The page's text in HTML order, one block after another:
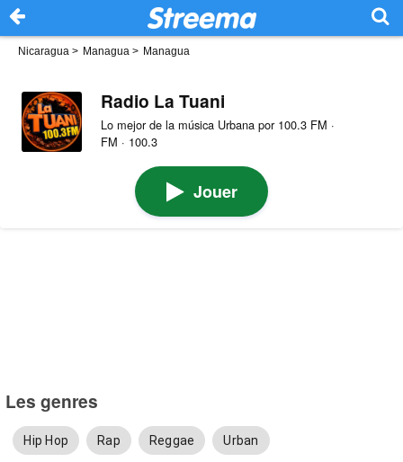
Nicaragua > Managua > Managua
Radio La Tuani
Lo mejor de la música Urbana por 100.3 FM ·
FM · 100.3
Jouer
Les genres
Hip Hop Rap Reggae Urban